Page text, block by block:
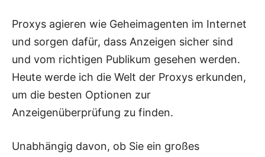
Proxys agieren wie Geheimagenten im Internet
und sorgen dafür, dass Anzeigen sicher sind
und vom richtigen Publikum gesehen werden.
Heute werde ich die Welt der Proxys erkunden,
um die besten Optionen zur
Anzeigenüberprüfung zu finden.
Unabhängig davon, ob Sie ein großes